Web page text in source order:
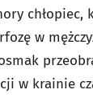
chłopiec,
w
w krainie